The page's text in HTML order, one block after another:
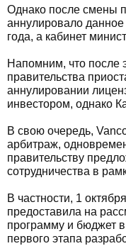
Однако после смены
аннулировало
года, а кабинет
Напомним, что после
правительства
аннулировании
инвестором, однако
В свою очередь,
арбитраж,
правительству
сотрудничества в
В частности, 1
предоставила на
программу и бюджет
первого этапа